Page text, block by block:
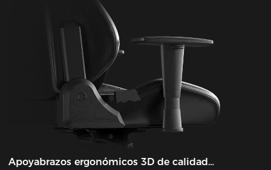
volver a montar en tan solo 30 segundos. Durante los meses
de verano, esta configuración de malla reduce eficazmente
la temperatura de la superficie del asiento entre 5 y 8 °C,
según lo verificado mediante pruebas de imagen térmica
Apoyabrazos ergonómicos 3D de calidad